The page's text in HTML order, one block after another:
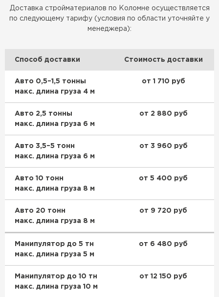
Доставка стройматериалов по Коломне осуществляется
по следующему тарифу (условия по области уточняйте у
менеджера):
Способ доставки Стоимость доставки
Авто 0,5–1,5 тонны
макс. длина груза 4 м
от 1 710 руб
Авто 2,5 тонны
макс. длина груза 6 м
от 2 880 руб
Авто 3,5–5 тонн
макс. длина груза 6 м
от 3 960 руб
Авто 10 тонн
макс. длина груза 8 м
от 5 400 руб
Авто 20 тонн
макс. длина груза 8 м
от 9 720 руб
Манипулятор до 5 тн
макс. длина груза 5 м
от 6 480 руб
Манипулятор до 10 тн
макс. длина груза 10 м
от 12 150 руб
Утеплитель Basfiber
Утеплитель Термит
ПЕРЕЙТИ
Утеплитель Теплекс
Утеплитель Изомин
Утеплитель Knauf
Утеплитель Basfiber
Утеплитель Тимплэкс